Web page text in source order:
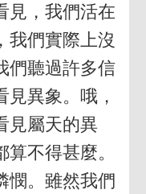
見，我們活在
我們實際上沒
們聽過許多信
異象。哦，
見屬天的異
不得甚麼。
憫。雖然我們